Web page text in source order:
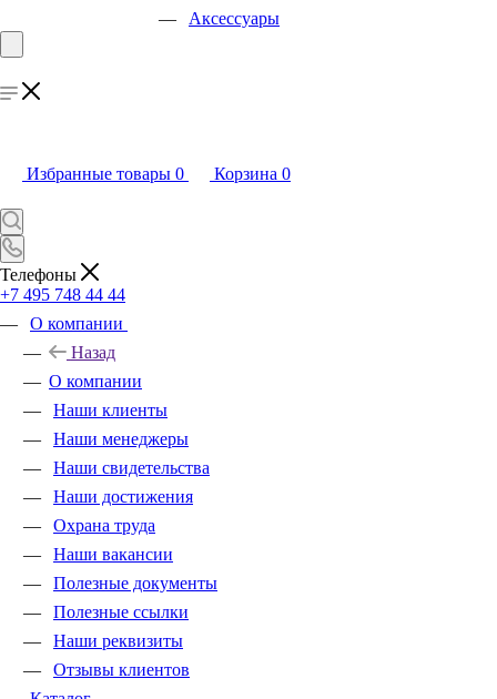
Аксессуары
Избранные товары 0 Корзина 0
Телефоны
+7 495 748 44 44
О компании
Назад
О компании
Наши клиенты
Наши менеджеры
Наши свидетельства
Наши достижения
Охрана труда
Наши вакансии
Полезные документы
Полезные ссылки
Наши реквизиты
Отзывы клиентов